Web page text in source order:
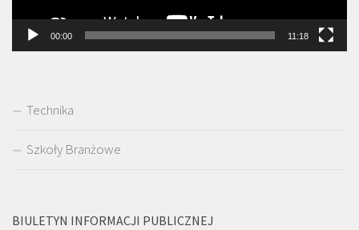
00:00 11:18
Technika
Szkoły Branżowe
BIULETYN INFORMACJI PUBLICZNEJ